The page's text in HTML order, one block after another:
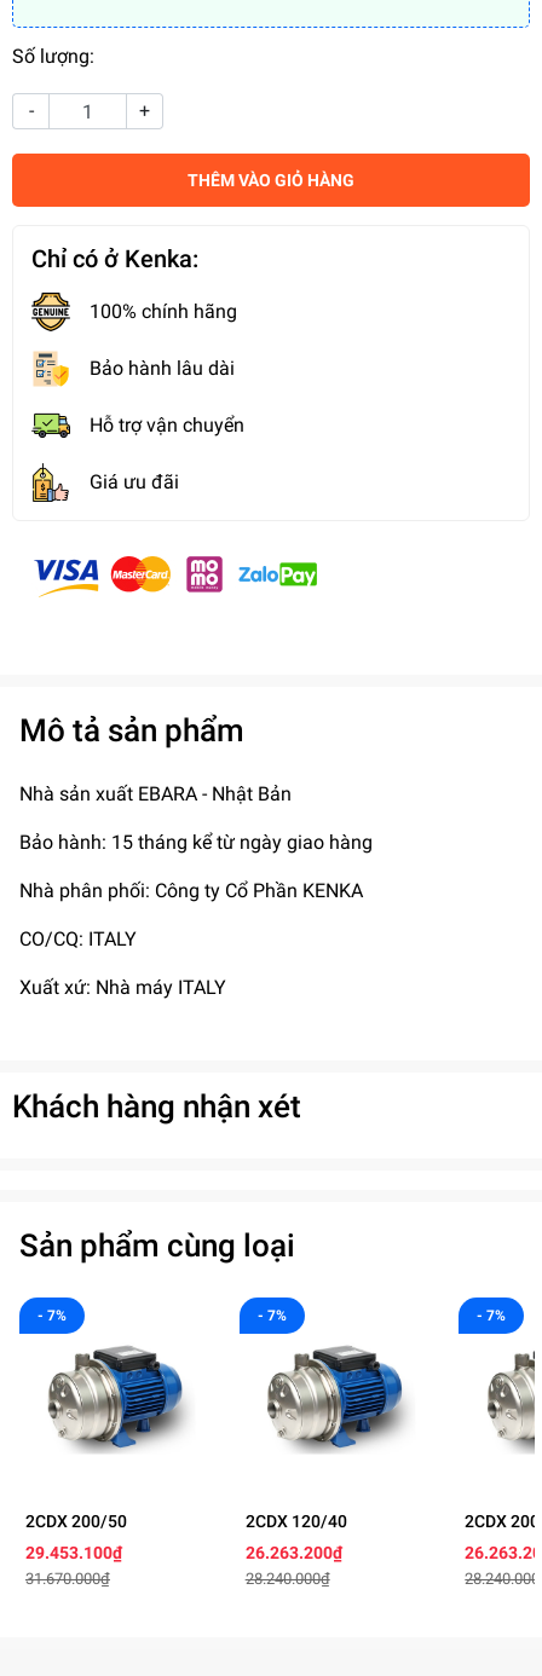
Số lượng:
- +
THÊM VÀO GIỎ HÀNG
Chỉ có ở Kenka:
100% chính hãng
Bảo hành lâu dài
Hỗ trợ vận chuyển
Giá ưu đãi
Mô tả sản phẩm
Nhà sản xuất EBARA - Nhật Bản
Bảo hành: 15 tháng kể từ ngày giao hàng
Nhà phân phối: Công ty Cổ Phần KENKA
CO/CQ: ITALY
Xuất xứ: Nhà máy ITALY
Khách hàng nhận xét
Sản phẩm cùng loại
- 7%
2CDX 200/50
29.453.100₫
31.670.000₫
- 7%
2CDX 120/40
26.263.200₫
28.240.000₫
- 7%
2CDX